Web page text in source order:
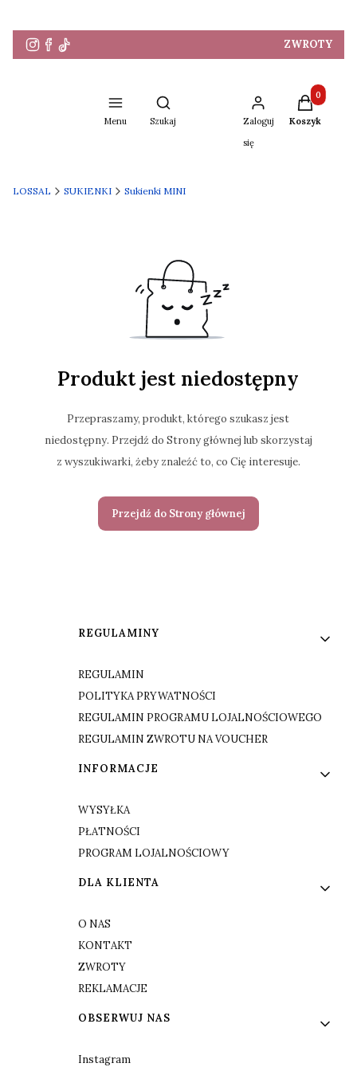
ZWROTY
Menu
Otwórz wyszukiwarkę
Szukaj
Zaloguj
się
Produkty
Koszyk
LOSSAL SUKIENKI Sukienki MINI
Produkt jest niedostępny
Przepraszamy, produkt, którego szukasz jest
niedostępny. Przejdź do Strony głównej lub skorzystaj
z wyszukiwarki, żeby znaleźć to, co Cię interesuje.
Przejdź do Strony głównej
Linki w stopce
REGULAMINY
REGULAMIN
POLITYKA PRYWATNOŚCI
REGULAMIN PROGRAMU LOJALNOŚCIOWEGO
REGULAMIN ZWROTU NA VOUCHER
INFORMACJE
WYSYŁKA
PŁATNOŚCI
PROGRAM LOJALNOŚCIOWY
DLA KLIENTA
O NAS
KONTAKT
ZWROTY
REKLAMACJE
OBSERWUJ NAS
Instagram